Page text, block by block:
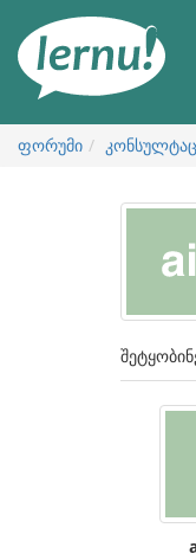
ნახვა
ფორუმი